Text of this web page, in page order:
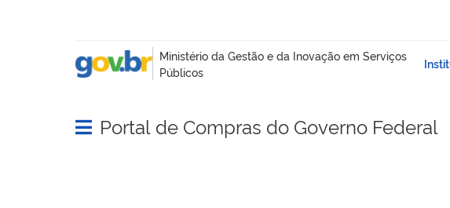
Abrir menu principal de navegação
Portal de Compras do Governo Federal